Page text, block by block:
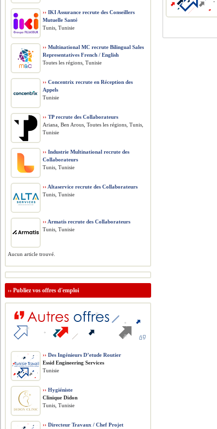
›› IKI Assurance recrute des Conseillers
Mutuelle Santé
Tunis, Tunisie
›› Multinational MC recrute Bilingual Sales
Representatives French / English
Toutes les régions, Tunisie
›› Concentrix recrute en Réception des
Appels
Tunisie
›› TP recrute des Collaborateurs
Ariana, Ben Arous, Toutes les régions, Tunis,
Tunisie
›› Industrie Multinational recrute des
Collaborateurs
Tunis, Tunisie
›› Altaservice recrute des Collaborateurs
Tunis, Tunisie
›› Armatis recrute des Collaborateurs
Tunis, Tunisie
Aucun article trouvé.
››Publiez vos offres d'emploi
›› Des Ingénieurs D’etude Routier
Essid Engineering Services
Tunisie
›› Hygiéniste
Clinique Didon
Tunis, Tunisie
›› Directeur Travaux / Chef Projet